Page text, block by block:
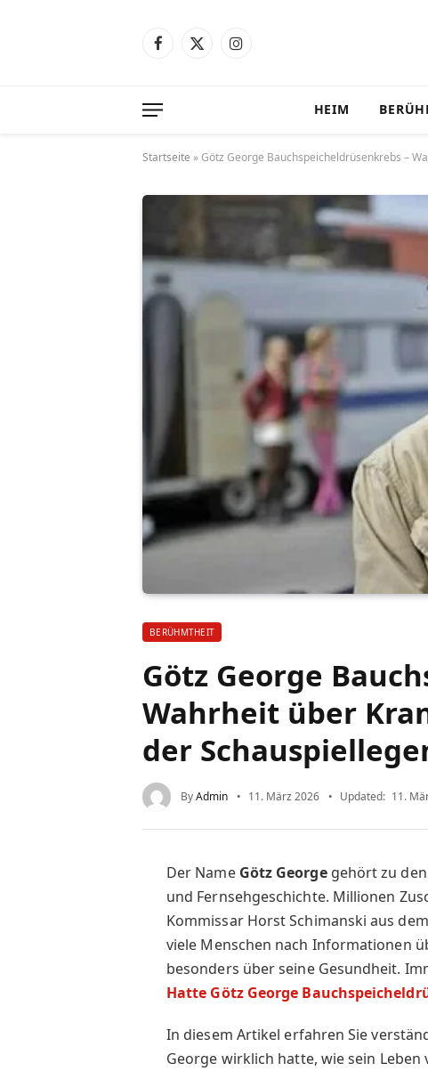
Facebook
X
Instagram
HEIM
Startseite »Götz George Bauchspeicheldrüsenkrebs –
BERÜHMTHEIT
Götz George
Wahrheit über
der
ByAdmin 11. März 2026 Updated: 11.
Der Name Götz Georgegehört zu den
und Fernsehgeschichte. Millionen
Kommissar Horst Schimanski aus
viele Menschen nach Informationen
besonders über seine Gesundheit.
Hatte Götz George
In diesem Artikel erfahren Sie
George wirklich hatte, wie sein